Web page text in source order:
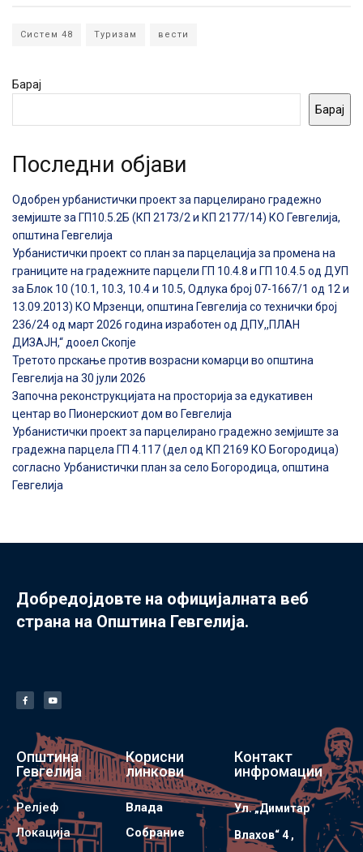
Систем 48 Туризам вести
Барај
Барај
Последни објави
Одобрен урбанистички проект за парцелирано градежно
земјиште за ГП10.5.2Б (КП 2173/2 и КП 2177/14) КО Гевгелија,
општина Гевгелија
Урбанистички проект со план за парцелација за промена на
границите на градежните парцели ГП 10.4.8 и ГП 10.4.5 од ДУП
за Блок 10 (10.1, 10.3, 10.4 и 10.5, Одлука број 07-1667/1 од 12 и
13.09.2013) КО Мрзенци, општина Гевгелија со технички број
236/24 од март 2026 година изработен од ДПУ,,ПЛАН
ДИЗАЈН,“ дооел Скопје
Третото прскање против возрасни комарци во општина
Гевгелија на 30 јули 2026
Започна реконструкцијата на просторија за едукативен
центар во Пионерскиот дом во Гевгелија
Урбанистички проект за парцелирано градежно земјиште за
градежна парцела ГП 4.117 (дел од КП 2169 КО Богородица)
согласно Урбанистички план за село Богородица, општина
Гевгелија
Добредојдовте на официјалната веб
страна на Општина Гевгелија.
Општина
Гевгелија
Релјеф
Локација
Корисни
линкови
Влада
Собрание
Контакт
инфромации
Ул. „Димитар
Влахов“ 4 ,